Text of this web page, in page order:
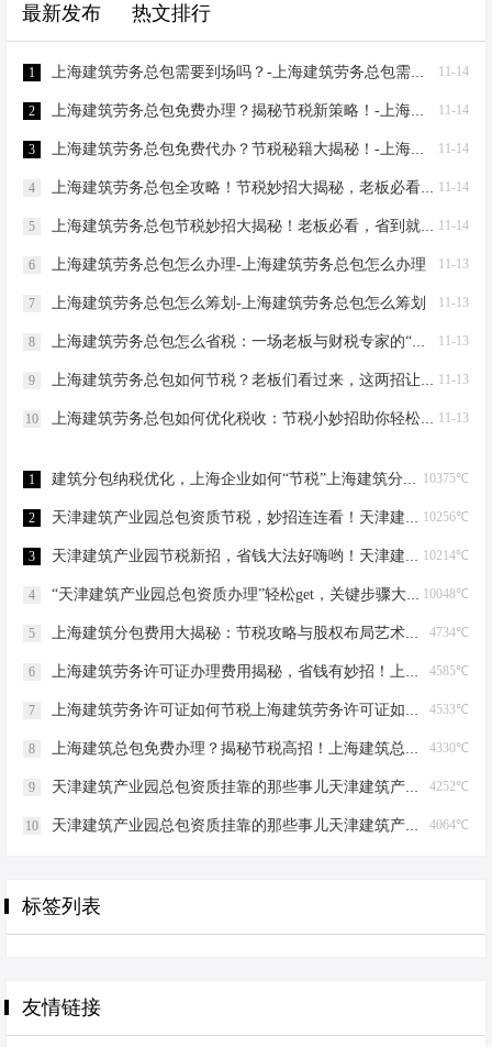
最新发布 热文排行
11-14
1 上海建筑劳务总包需要到场吗？-上海建筑劳务总包需要到场吗？
11-14
2 上海建筑劳务总包免费办理？揭秘节税新策略！-上海建筑劳务总包免费办理吗？
11-14
3 上海建筑劳务总包免费代办？节税秘籍大揭秘！-上海建筑劳务总包免费代办吗？
11-14
4 上海建筑劳务总包全攻略！节税妙招大揭秘，老板必看！-上海建筑劳务总包流程和要求
11-14
5 上海建筑劳务总包节税妙招大揭秘！老板必看，省到就是赚到！-上海建筑劳务总包怎么节税
11-13
6 上海建筑劳务总包怎么办理-上海建筑劳务总包怎么办理
11-13
7 上海建筑劳务总包怎么筹划-上海建筑劳务总包怎么筹划
11-13
8 上海建筑劳务总包怎么省税：一场老板与财税专家的“节税”对话-上海建筑劳务总包怎么省税
11-13
9 上海建筑劳务总包如何节税？老板们看过来，这两招让您省下一辆车的钱！-上海建筑劳务总包如何节税
11-13
10 上海建筑劳务总包如何优化税收：节税小妙招助你轻松省钱！-上海建筑劳务总包如何优化税收
10375℃
1 建筑分包纳税优化，上海企业如何“节税”上海建筑分包纳税优化
10256℃
2 天津建筑产业园总包资质节税，妙招连连看！天津建筑产业园总包资质节税优化
10214℃
3 天津建筑产业园节税新招，省钱大法好嗨哟！天津建筑产业园总包资质节税优化
10048℃
4 “天津建筑产业园总包资质办理”轻松get，关键步骤大揭秘！天津建筑产业园总包资质办理
4734℃
5 上海建筑分包费用大揭秘：节税攻略与股权布局艺术上海建筑分包有什么费用
4585℃
6 上海建筑劳务许可证办理费用揭秘，省钱有妙招！上海建筑劳务许可证办理费用是多少
4533℃
7 上海建筑劳务许可证如何节税上海建筑劳务许可证如何节税
4330℃
8 上海建筑总包免费办理？揭秘节税高招！上海建筑总包免费办理吗？
4252℃
9 天津建筑产业园总包资质挂靠的那些事儿天津建筑产业园总包资质挂靠
4064℃
10 天津建筑产业园总包资质挂靠的那些事儿天津建筑产业园总包资质挂靠
标签列表
友情链接